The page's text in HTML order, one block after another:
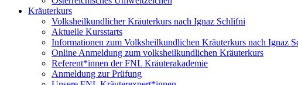
Kräuterkurs
Volksheilkundlicher Kräuterkurs nach Ignaz Schlifni
Aktuelle Kursstarts
Informationen zum Volksheilkundlichen Kräuterkurs nach Ignaz
Online Anmeldung zum volksheilkundlichen Kräuterkurs
Referent*innen der FNL Kräuterakademie
Anmeldung zur Prüfung